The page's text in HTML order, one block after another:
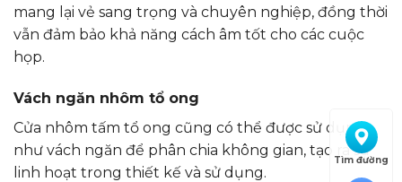
mang lại vẻ sang trọng và chuyên nghiệp, đồng thời
vẫn đảm bảo khả năng cách âm tốt cho các cuộc
họp.
Vách ngăn nhôm tổ ong
Cửa nhôm tấm tổ ong cũng có thể được sử dụng
như vách ngăn để phân chia không gian, tạo ra sự
linh hoạt trong thiết kế và sử dụng.
Tìm đường